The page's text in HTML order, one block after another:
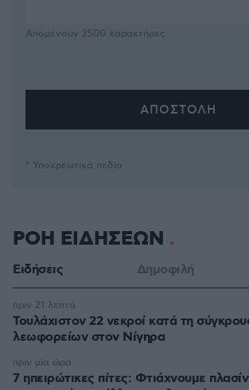
Απομένουν 2500 χαρακτήρες
* Υποχρεωτικά πεδία
ΡΟΗ ΕΙΔΗΣΕΩΝ
Ειδήσεις Δημοφιλή
Τουλάχιστον 22 νεκροί κατά τη
λεωφορείων στον Νίγηρα
πριν 21 λεπτά
7 ηπειρώτικες πίτες: Φτιάχνουμε
πριν μία ώρα